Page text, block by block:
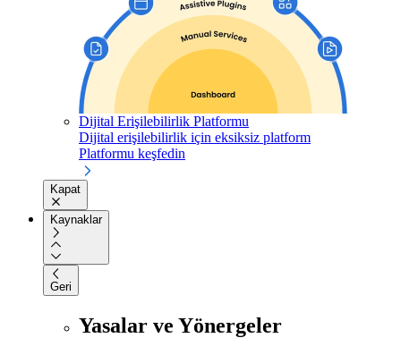
Dijital Erişilebilirlik Platformu
Dijital erişilebilirlik için eksiksiz platform
Platformu keşfedin
Kapat
Kaynaklar
Geri
Yasalar ve Yönergeler